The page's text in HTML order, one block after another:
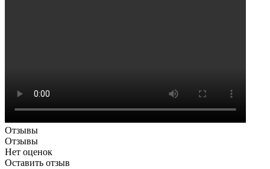
Отзывы
Отзывы
Нет оценок
Оставить отзыв